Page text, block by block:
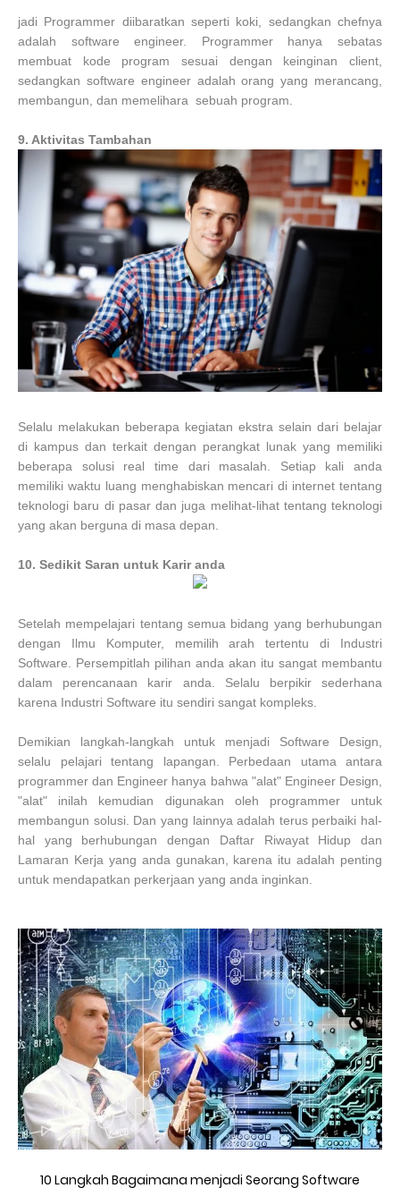
jadi Programmer diibaratkan seperti koki, sedangkan chefnya
adalah software engineer. Programmer hanya sebatas
membuat kode program sesuai dengan keinginan client,
sedangkan software engineer adalah orang yang merancang,
membangun, dan memelihara sebuah program.
9. Aktivitas Tambahan
Selalu melakukan beberapa kegiatan ekstra selain dari belajar
di kampus dan terkait dengan perangkat lunak yang memiliki
beberapa solusi real time dari masalah. Setiap kali anda
memiliki waktu luang menghabiskan mencari di internet tentang
teknologi baru di pasar dan juga melihat-lihat tentang teknologi
yang akan berguna di masa depan.
10. Sedikit Saran untuk Karir anda
Setelah mempelajari tentang semua bidang yang berhubungan
dengan Ilmu Komputer, memilih arah tertentu di Industri
Software. Persempitlah pilihan anda akan itu sangat membantu
dalam perencanaan karir anda. Selalu berpikir sederhana
karena Industri Software itu sendiri sangat kompleks.
Demikian langkah-langkah untuk menjadi Software Design,
selalu pelajari tentang lapangan. Perbedaan utama antara
programmer dan Engineer hanya bahwa "alat" Engineer Design,
"alat" inilah kemudian digunakan oleh programmer untuk
membangun solusi. Dan yang lainnya adalah terus perbaiki hal-
hal yang berhubungan dengan Daftar Riwayat Hidup dan
Lamaran Kerja yang anda gunakan, karena itu adalah penting
untuk mendapatkan perkerjaan yang anda inginkan.
10 Langkah Bagaimana menjadi Seorang Software